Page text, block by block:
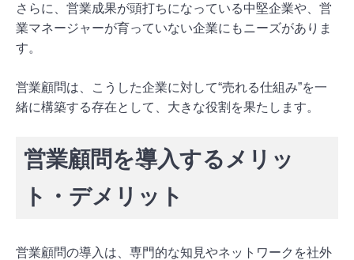
さらに、営業成果が頭打ちになっている中堅企業や、営
業マネージャーが育っていない企業にもニーズがありま
す。
営業顧問は、こうした企業に対して“売れる仕組み”を一
緒に構築する存在として、大きな役割を果たします。
営業顧問を導入するメリッ
ト・デメリット
営業顧問の導入は、専門的な知見やネットワークを社外